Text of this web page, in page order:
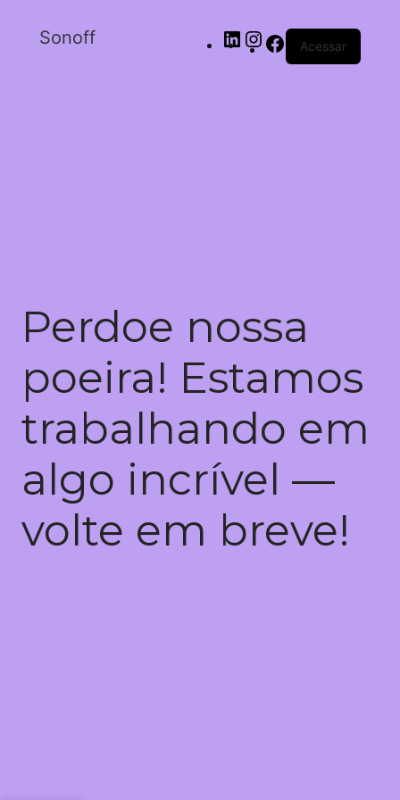
Sonoff Acessar
Perdoe nossa
poeira! Estamos
trabalhando em
algo incrível —
volte em breve!